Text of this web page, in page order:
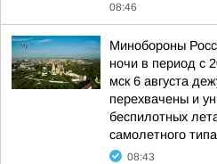
08:46
Минобороны
ночи в период с
мск 6 августа
перехвачены и
беспилотных
самолетного
08:43